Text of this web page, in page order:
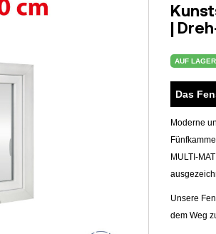
|
AUF
Das
Moderne
MULTI-
Unsere
dem Weg